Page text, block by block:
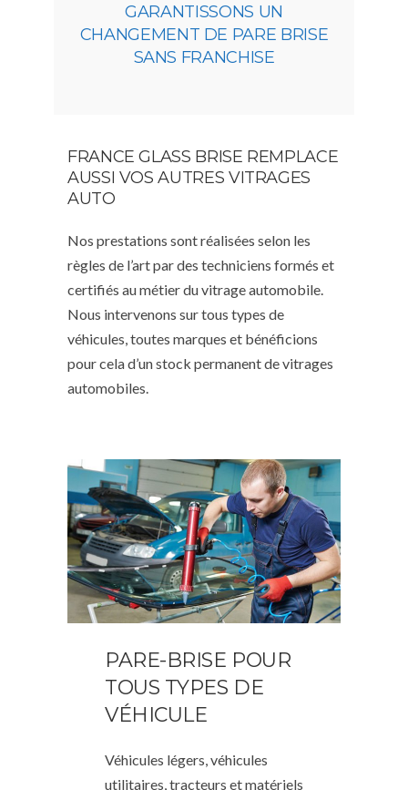
GARANTISSONS UN
CHANGEMENT DE PARE BRISE
SANS FRANCHISE
FRANCE GLASS BRISE REMPLACE
AUSSI VOS AUTRES VITRAGES
AUTO
Nos prestations sont réalisées selon les
règles de l’art par des techniciens formés et
certifiés au métier du vitrage automobile.
Nous intervenons sur tous types de
véhicules, toutes marques et bénéficions
pour cela d’un stock permanent de vitrages
automobiles.
PARE-BRISE POUR
TOUS TYPES DE
VÉHICULE
Véhicules légers, véhicules
utilitaires, tracteurs et matériels